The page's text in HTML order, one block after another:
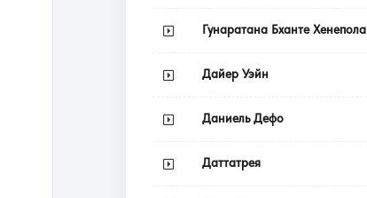
Гунаратана Бханте Хенепола
Дайер Уэйн
Даниель Дефо
Даттатрея